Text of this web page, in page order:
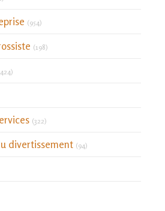
(954)Articles Count
(198)Articles Count
Articles Count
Count
(322)Articles Count
divertissement (94)Articles Count
Count